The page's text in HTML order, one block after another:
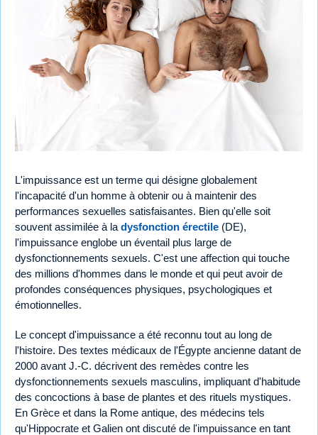
L'impuissance est un terme qui désigne globalement
l'incapacité d'un homme à obtenir ou à maintenir des
performances sexuelles satisfaisantes. Bien qu'elle soit
souvent assimilée à la dysfonction érectile (DE),
l'impuissance englobe un éventail plus large de
dysfonctionnements sexuels. C'est une affection qui touche
des millions d'hommes dans le monde et qui peut avoir de
profondes conséquences physiques, psychologiques et
émotionnelles.
Le concept d'impuissance a été reconnu tout au long de
l'histoire. Des textes médicaux de l'Égypte ancienne datant de
2000 avant J.-C. décrivent des remèdes contre les
dysfonctionnements sexuels masculins, impliquant d'habitude
des concoctions à base de plantes et des rituels mystiques.
En Grèce et dans la Rome antique, des médecins tels
qu'Hippocrate et Galien ont discuté de l'impuissance en tant